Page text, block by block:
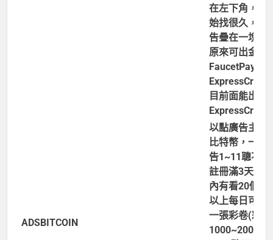
在左下角，一
始找很久，跟
告疊在一塊了
原來可出金至
FaucetPay、
目前面能出金
ADSBITCOIN
以點廣告主，
比特幣，一則
告1~11聰不等
註冊滿3天且7
內有看20個廣
以上每日可以
一張彩卷(彩金
1000~2000聰